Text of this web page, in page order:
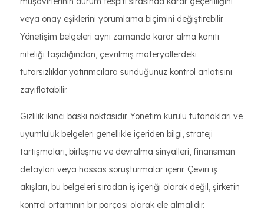
veya onay eşiklerini yorumlama biçimini değiştirebilir.
Yönetişim belgeleri aynı zamanda karar alma kanıtı
niteliği taşıdığından, çevrilmiş materyallerdeki
tutarsızlıklar yatırımcılara sunduğunuz kontrol anlatısını
zayıflatabilir.
Gizlilik ikinci baskı noktasıdır. Yönetim kurulu tutanakları ve
uyumluluk belgeleri genellikle içeriden bilgi, strateji
tartışmaları, birleşme ve devralma sinyalleri, finansman
detayları veya hassas soruşturmalar içerir. Çeviri iş
akışları, bu belgeleri sıradan iş içeriği olarak değil, şirketin
kontrol ortamının bir parçası olarak ele almalıdır.